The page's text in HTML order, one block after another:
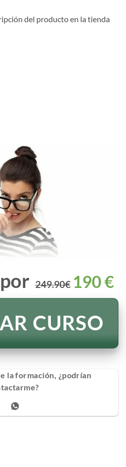
del producto en la tienda
249.90€ 190 €
CURSO
la formación, ¿podrían